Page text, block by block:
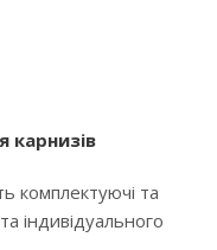
карнизів
комплектуючі та
індивідуального